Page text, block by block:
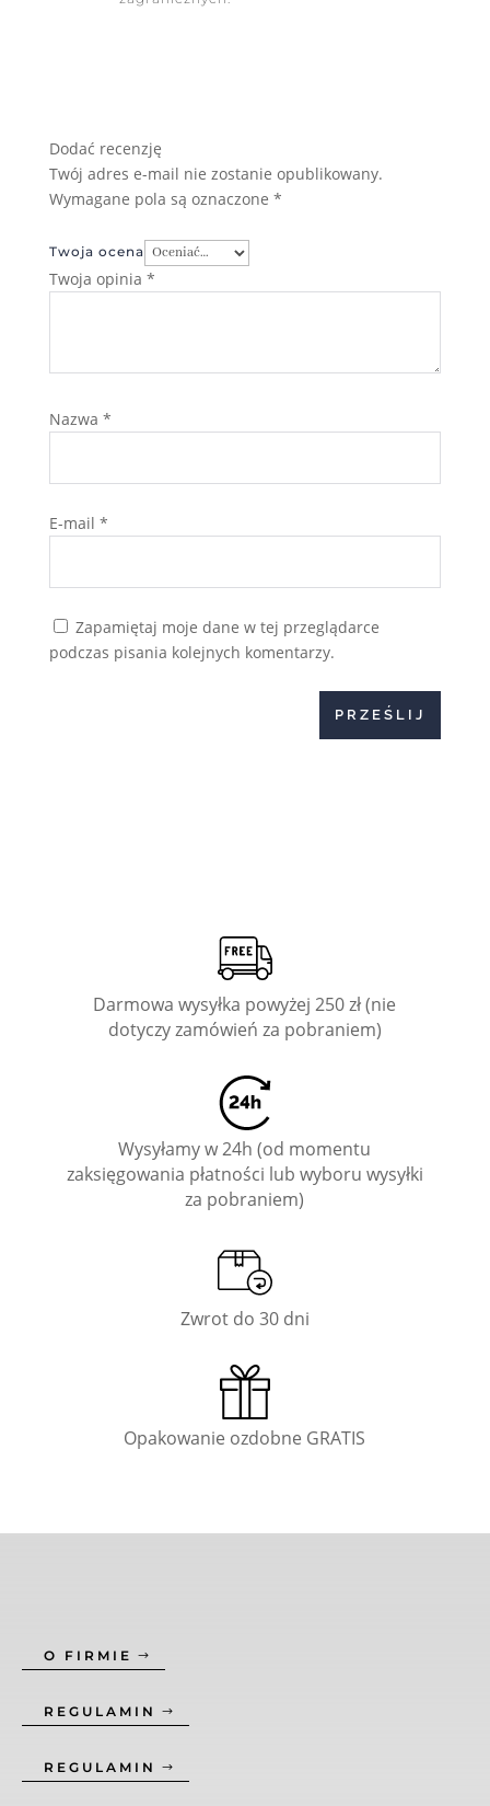
Dodać recenzję
Twój adres e-mail nie zostanie opublikowany.
Wymagane pola są oznaczone *
Twoja ocena
Twoja opinia *
Nazwa *
E-mail *
Zapamiętaj moje dane w tej przeglądarce
podczas pisania kolejnych komentarzy.
PRZEŚLIJ
Darmowa wysyłka powyżej 250 zł (nie
dotyczy zamówień za pobraniem)
Wysyłamy w 24h (od momentu
zaksięgowania płatności lub wyboru wysyłki
za pobraniem)
Zwrot do 30 dni
Opakowanie ozdobne GRATIS
O FIRMIE
REGULAMIN
REGULAMIN